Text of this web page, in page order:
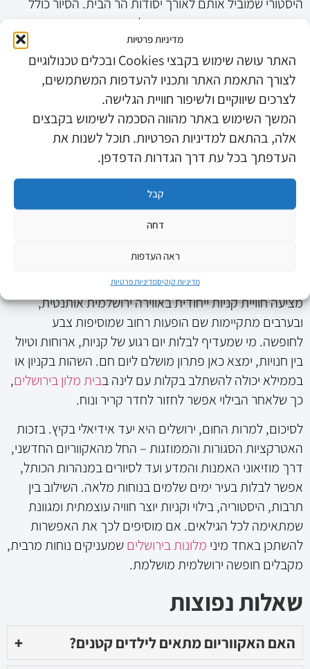
מדיניות פרטיות
האתר עושה שימוש בקבצי Cookies ובכלים טכנולוגיים
לצורך התאמת האתר ותכניו להעדפות המשתמשים,
לצרכים שיווקיים ולשיפור חוויית הגלישה.
המשך השימוש באתר מהווה הסכמה לשימוש בקבצים
אלה, בהתאם למדיניות הפרטיות. תוכל לשנות את
העדפתך בכל עת דרך הגדרות הדפדפן.
קבל
דחה
ראה העדפות
מדיניות קוקיסמדיניות פרטיות
הדרכה מרתקת, ממצאים ארכאולוגיים והיכרות קרובה עם
ההיסטוריה היהודית. היתרון הגדול הוא שהטמפרטורה
במנהרות נותרת קרירה ונעימה גם בימים החמים ביותר. זו
דרך מושלמת לחוות את ירושלים ממבט אחר, מבלי לסבול
מהחום. עבור תיירים מהעולם זו חוויה רוחנית עמוקה, ועבור
משפחות מקומיות זו הזדמנות לשלב בין לימוד ההיסטוריה
לבין טיול נעים.
קניונים ושדרות קניות – ממוזג, מגוון
לצד המוזיאונים והאתרים ההיסטוריים, ירושלים מציעה גם
הגדול בעיר, ובו מאות חנויות מותגים, מסעדות, בתי קפה
ואזורי משחק לילדים, הכול כמובן במיזוג מלא. שדרת ממילא
מציעה חוויית קניות ייחודית באווירה ירושלמית אותנטית,
ובערבים מתקיימות שם הופעות רחוב שמוסיפות צבע
לחופשה. מי שמעדיף לבלות יום רגוע של קניות, ארוחות וטיול
בין חנויות, ימצא כאן פתרון מושלם ליום חם. השהות בקניון או
בממילא יכולה להשתלב בקלות עם לינה בבית מלון בירושלים,
כך שלאחר הבילוי אפשר לחזור לחדר קריר ונוח.
לסיכום, למרות החום, ירושלים היא יעד אידיאלי בקיץ. בזכות
האטרקציות הסגורות והממוזגות – החל מהאקווריום החדשני,
דרך מוזיאוני האמנות והמדע ועד לסיורים במנהרות הכותל,
אפשר לבלות בעיר ימים שלמים בנוחות מלאה. השילוב בין
תרבות, היסטוריה, בילוי וקניות יוצר חוויה עוצמתית ומגוונת
שמתאימה לכל הגילאים. אם מוסיפים לכך את האפשרות
להשתכן באחד מיני מלונות בירושלים שמעניקים נוחות מרבית,
מקבלים חופשה ירושלמית מושלמת.
שאלות נפוצות
האם האקווריום מתאים לילדים קטנים? +